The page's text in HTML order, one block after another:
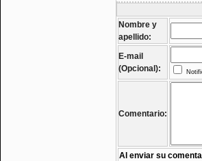
Nombre y
apellido:
E-mail
(Opcional):
Comentario:
Al enviar su